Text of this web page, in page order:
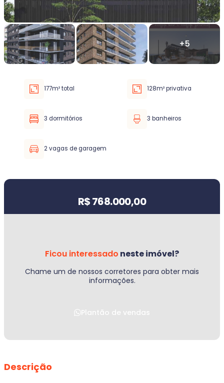
Faixa de valor
30.000,00até5.000.000,00 ou +
177m² total 128m² privativa
3 dormitórios 3 banheiros
2 vagas de garagem
R$ 768.000,00
Ficou interessado neste imóvel?
Chame um de nossos corretores para obter mais
informações.
Plantão de vendas
Descrição